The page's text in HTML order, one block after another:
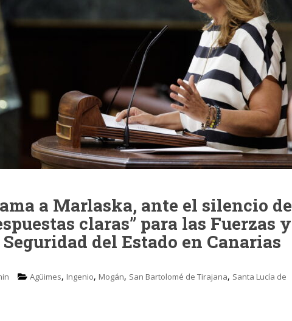
a Marlaska, ante el silencio de
claras” para las Fuerzas y
Seguridad del Estado en Canarias
Agüimes, Ingenio, Mogán, San Bartolomé de Tirajana, Santa Lucía de